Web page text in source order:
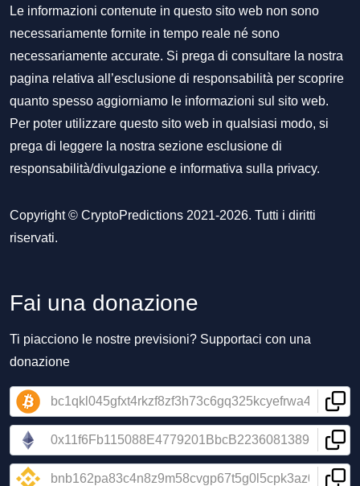
Le informazioni contenute in questo sito web non sono
necessariamente fornite in tempo reale né sono
necessariamente accurate. Si prega di consultare la nostra
pagina relativa all’esclusione di responsabilità per scoprire
quanto spesso aggiorniamo le informazioni sul sito web.
Per poter utilizzare questo sito web in qualsiasi modo, si
prega di leggere la nostra sezione esclusione di
responsabilità/divulgazione e informativa sulla privacy.
Copyright © CryptoPredictions 2021-2026. Tutti i diritti
riservati.
Fai una donazione
Ti piacciono le nostre previsioni? Supportaci con una
donazione